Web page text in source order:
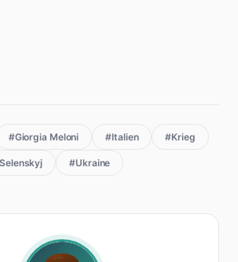
#Giorgia Meloni #Italien #Krieg
#Ukraine